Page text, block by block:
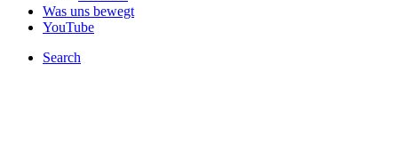
Was uns bewegt
YouTube
Search